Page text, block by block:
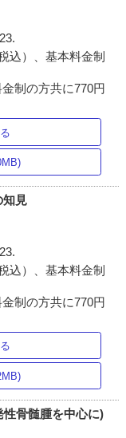
込）、基本料金制
制の方共に770円
知見
込）、基本料金制
制の方共に770円
骨髄腫を中心に)